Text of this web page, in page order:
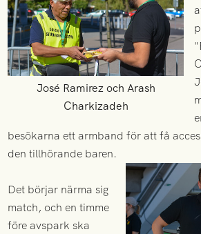
José Ramirez och Arash
Charkizadeh
besökarna ett armband för att få
den tillhörande baren.
Det börjar närma sig
match, och en timme
före avspark ska